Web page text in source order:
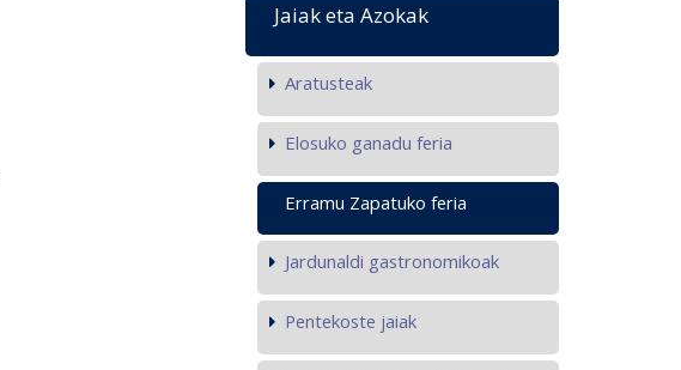
Jaiak eta Azokak
Aratusteak
Elosuko ganadu feria
Erramu Zapatuko feria
Jardunaldi gastronomikoak
Pentekoste jaiak